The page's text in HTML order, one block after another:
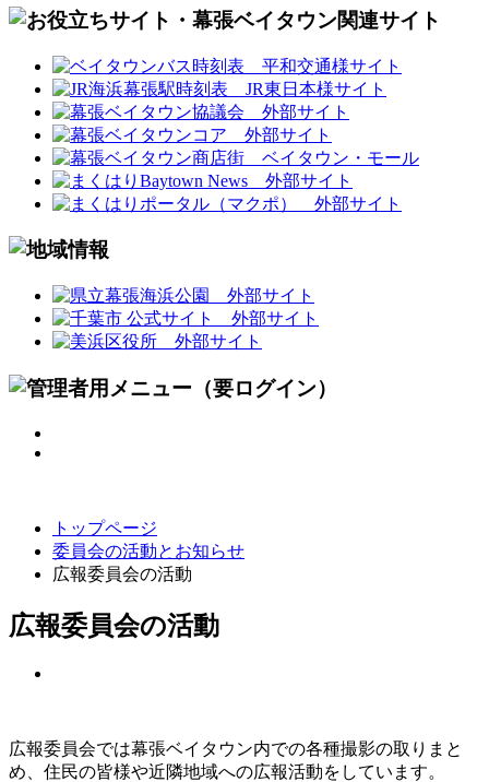
トップページ
委員会の活動とお知らせ
広報委員会の活動
広報委員会の活動
広報委員会では幕張ベイタウン内での各種撮影の取りまと
め、住民の皆様や近隣地域への広報活動をしています。